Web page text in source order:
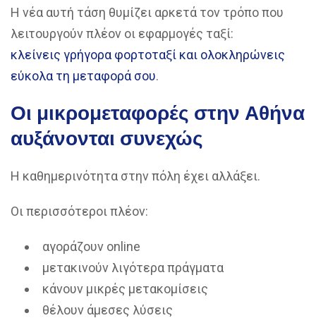
Η νέα αυτή τάση θυμίζει αρκετά τον τρόπο που
λειτουργούν πλέον οι εφαρμογές ταξί:
κλείνεις γρήγορα φορτοταξί και ολοκληρώνεις
εύκολα τη μεταφορά σου.
Οι μικρομεταφορές στην Αθήνα
αυξάνονται συνεχώς
Η καθημερινότητα στην πόλη έχει αλλάξει.
Οι περισσότεροι πλέον:
αγοράζουν online
μετακινούν λιγότερα πράγματα
κάνουν μικρές μετακομίσεις
θέλουν άμεσες λύσεις